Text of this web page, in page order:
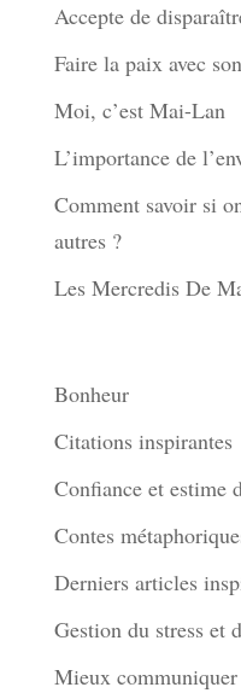
Accepte de
Faire la paix avec
Moi, c’est Mai-Lan
L’importance de
Comment savoir si
autres ?
Les Mercredis De
Bonheur
Citations inspirantes
Confiance et estime
Contes
Derniers articles
Gestion du stress et
Mieux communiquer